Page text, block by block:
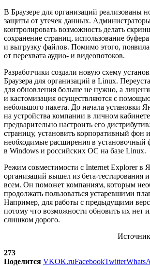
В Браузере для организаций реализованы
защиты от утечек данных.
контролировать возможность делать
сохранение страниц, использование
и выгрузку файлов. Помимо этого,
от перехвата аудио- и видеопотоков.
Разработчики создали новую схему
Браузера для организаций в Linux.
для обновления больше не нужно, а
и кастомизация осуществляются с
небольшого пакета. До начала установки
на устройства компании в личном
предварительно настроить его
страницу, установить корпоративный фон
необходимые расширения в установочный
в Windows и российских ОС на базе Linux.
Режим совместимости с Internet Explorer в
организаций вышел из бета-тестирования
всем. Он поможет компаниям, которым
продолжать пользоваться устаревшими
Например, для работы с предыдущими
потому что возможности обновить их нет
слишком дорого.
273
Поделится VKOK.ruFacebookTwitter